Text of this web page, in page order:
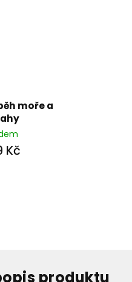
moře a
Kč
produktu